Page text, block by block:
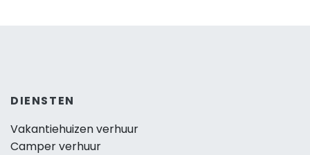
DIENSTEN
Vakantiehuizen verhuur
Camper verhuur